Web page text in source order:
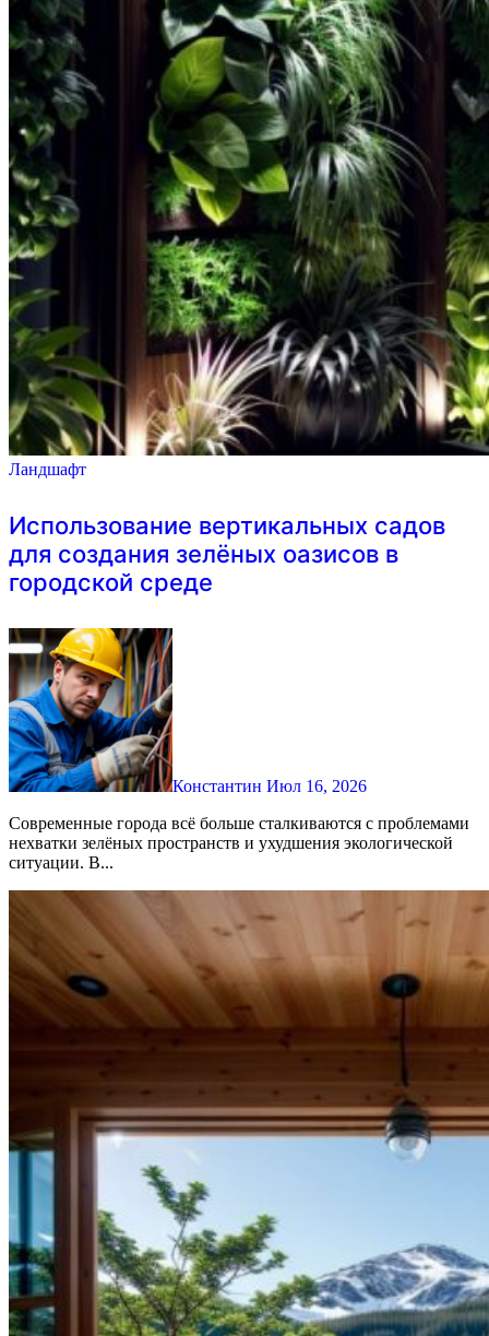
Ландшафт
Использование вертикальных садов
для создания зелёных оазисов в
городской среде
Константин Июл 16, 2026
Современные города всё больше сталкиваются с проблемами
нехватки зелёных пространств и ухудшения экологической
ситуации. В...